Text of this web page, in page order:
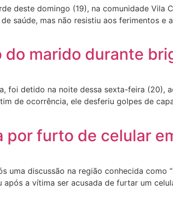
deste domingo (19), na comunidade Vila
saúde, mas não resistiu aos ferimentos e
marido durante
foi detido na noite dessa sexta-feira (20),
de ocorrência, ele desferiu golpes de
por furto de celular
discussão na região conhecida como
a vítima ser acusada de furtar um